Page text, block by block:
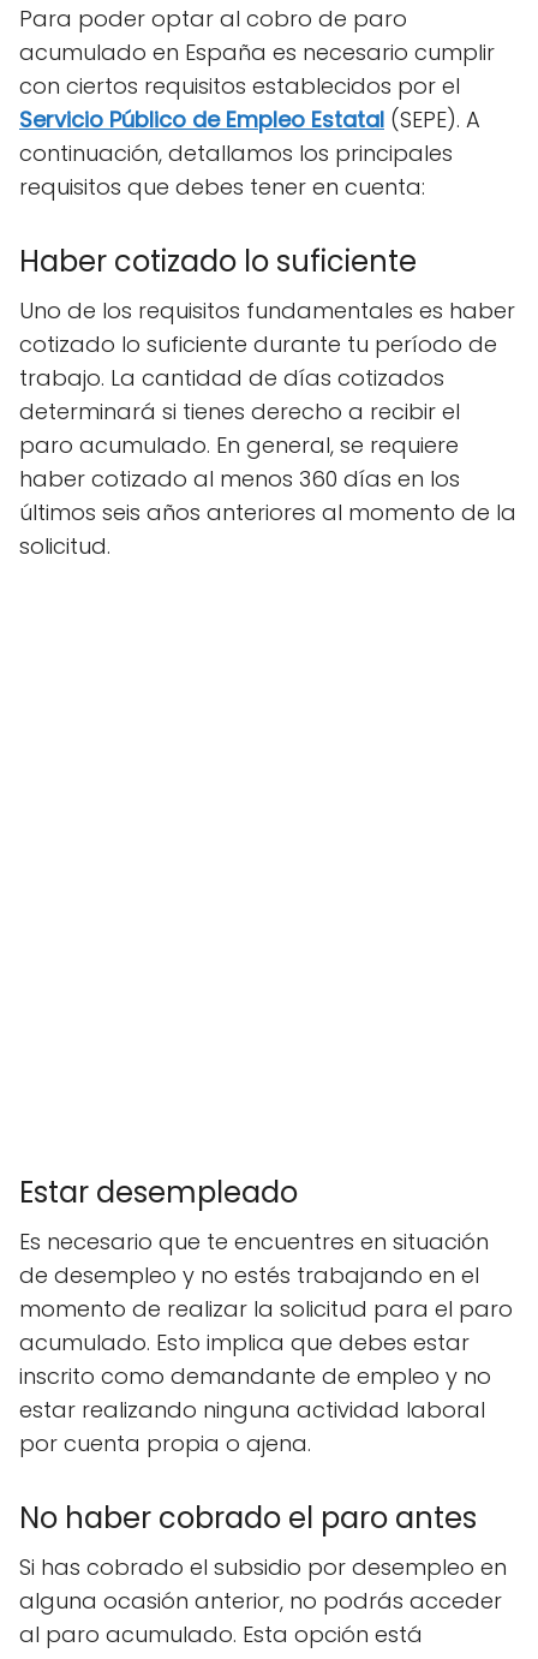
Para poder optar al cobro de paro
acumulado en España es necesario cumplir
con ciertos requisitos establecidos por el
Servicio Público de Empleo Estatal (SEPE). A
continuación, detallamos los principales
requisitos que debes tener en cuenta:
Haber cotizado lo suficiente
Uno de los requisitos fundamentales es haber
cotizado lo suficiente durante tu período de
trabajo. La cantidad de días cotizados
determinará si tienes derecho a recibir el
paro acumulado. En general, se requiere
haber cotizado al menos 360 días en los
últimos seis años anteriores al momento de la
solicitud.
Estar desempleado
Es necesario que te encuentres en situación
de desempleo y no estés trabajando en el
momento de realizar la solicitud para el paro
acumulado. Esto implica que debes estar
inscrito como demandante de empleo y no
estar realizando ninguna actividad laboral
por cuenta propia o ajena.
No haber cobrado el paro antes
Si has cobrado el subsidio por desempleo en
alguna ocasión anterior, no podrás acceder
al paro acumulado. Esta opción está